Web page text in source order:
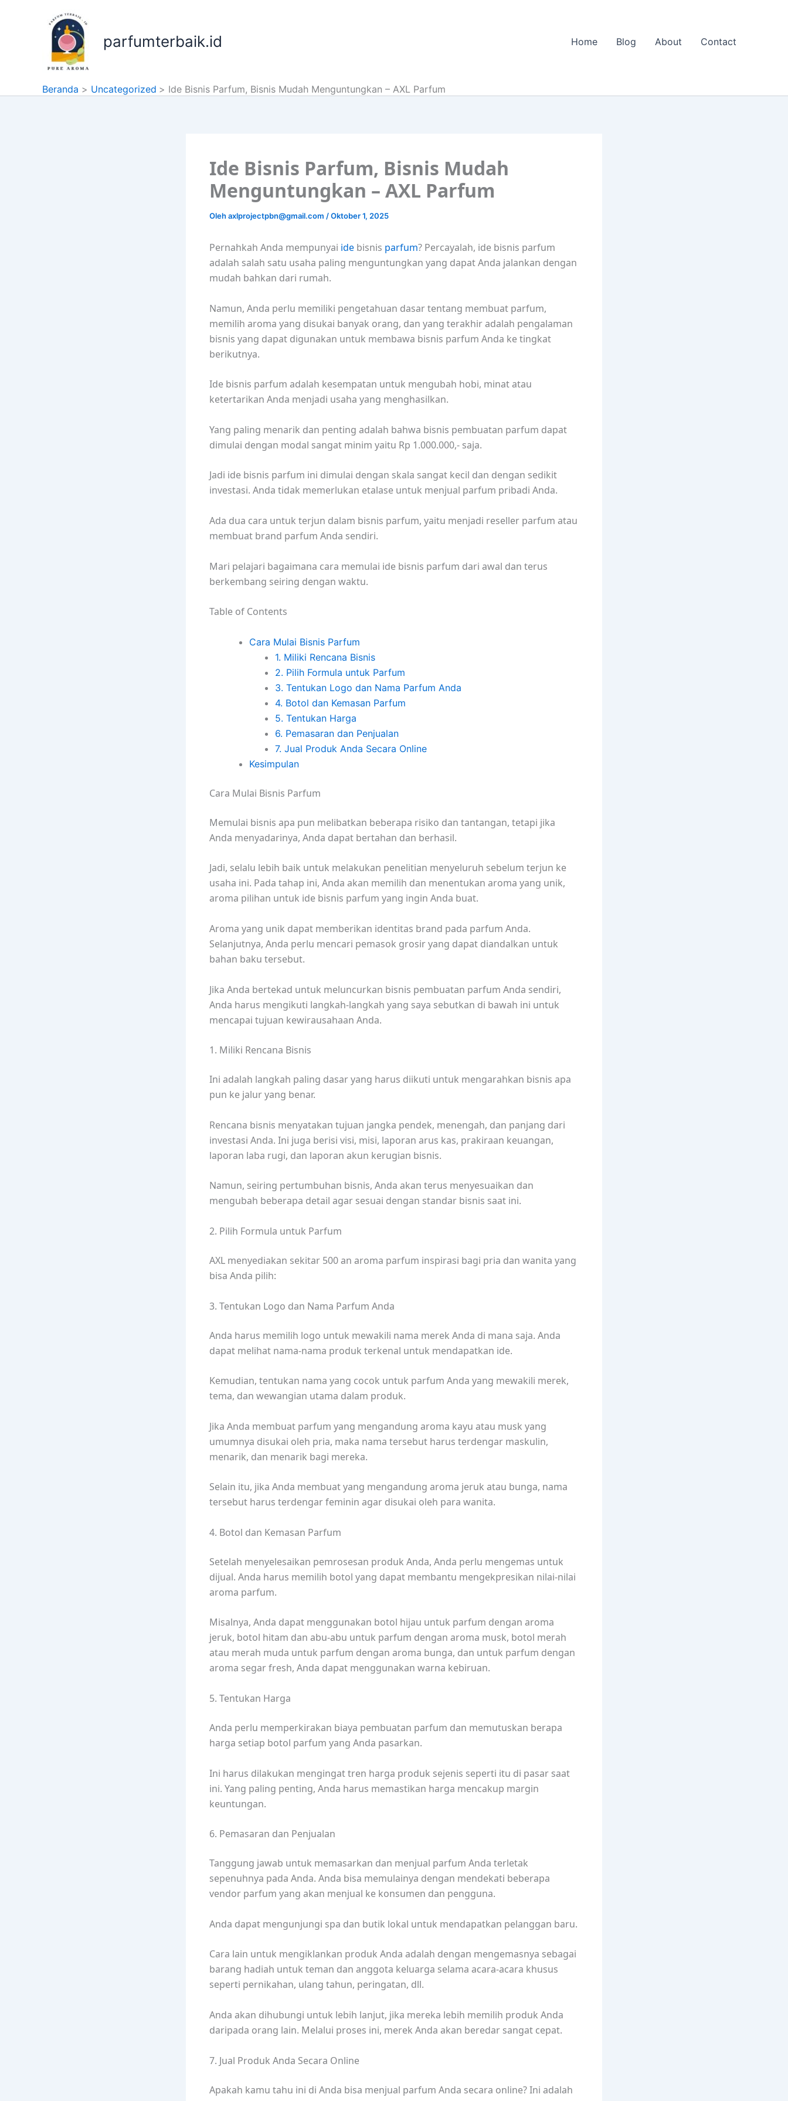
parfumterbaik.id Home Blog About Contact
Beranda Uncategorized Ide Bisnis Parfum, Bisnis Mudah Menguntungkan – AXL Parfum
Ide Bisnis Parfum, Bisnis Mudah
Menguntungkan – AXL Parfum
Olehaxlprojectpbn@gmail.com /Oktober 1, 2025
Pernahkah Anda mempunyai ide bisnis parfum? Percayalah, ide bisnis parfum
adalah salah satu usaha paling menguntungkan yang dapat Anda jalankan dengan
mudah bahkan dari rumah.
Namun, Anda perlu memiliki pengetahuan dasar tentang membuat parfum,
memilih aroma yang disukai banyak orang, dan yang terakhir adalah pengalaman
bisnis yang dapat digunakan untuk membawa bisnis parfum Anda ke tingkat
berikutnya.
Ide bisnis parfum adalah kesempatan untuk mengubah hobi, minat atau
ketertarikan Anda menjadi usaha yang menghasilkan.
Yang paling menarik dan penting adalah bahwa bisnis pembuatan parfum dapat
dimulai dengan modal sangat minim yaitu Rp 1.000.000,- saja.
Jadi ide bisnis parfum ini dimulai dengan skala sangat kecil dan dengan sedikit
investasi. Anda tidak memerlukan etalase untuk menjual parfum pribadi Anda.
Ada dua cara untuk terjun dalam bisnis parfum, yaitu menjadi reseller parfum atau
membuat brand parfum Anda sendiri.
Mari pelajari bagaimana cara memulai ide bisnis parfum dari awal dan terus
berkembang seiring dengan waktu.
Table of Contents
Cara Mulai Bisnis Parfum
1. Miliki Rencana Bisnis
2. Pilih Formula untuk Parfum
3. Tentukan Logo dan Nama Parfum Anda
4. Botol dan Kemasan Parfum
5. Tentukan Harga
6. Pemasaran dan Penjualan
7. Jual Produk Anda Secara Online
Kesimpulan
Cara Mulai Bisnis Parfum
Memulai bisnis apa pun melibatkan beberapa risiko dan tantangan, tetapi jika
Anda menyadarinya, Anda dapat bertahan dan berhasil.
Jadi, selalu lebih baik untuk melakukan penelitian menyeluruh sebelum terjun ke
usaha ini. Pada tahap ini, Anda akan memilih dan menentukan aroma yang unik,
aroma pilihan untuk ide bisnis parfum yang ingin Anda buat.
Aroma yang unik dapat memberikan identitas brand pada parfum Anda.
Selanjutnya, Anda perlu mencari pemasok grosir yang dapat diandalkan untuk
bahan baku tersebut.
Jika Anda bertekad untuk meluncurkan bisnis pembuatan parfum Anda sendiri,
Anda harus mengikuti langkah-langkah yang saya sebutkan di bawah ini untuk
mencapai tujuan kewirausahaan Anda.
1. Miliki Rencana Bisnis
Ini adalah langkah paling dasar yang harus diikuti untuk mengarahkan bisnis apa
pun ke jalur yang benar.
Rencana bisnis menyatakan tujuan jangka pendek, menengah, dan panjang dari
investasi Anda. Ini juga berisi visi, misi, laporan arus kas, prakiraan keuangan,
laporan laba rugi, dan laporan akun kerugian bisnis.
Namun, seiring pertumbuhan bisnis, Anda akan terus menyesuaikan dan
mengubah beberapa detail agar sesuai dengan standar bisnis saat ini.
2. Pilih Formula untuk Parfum
AXL menyediakan sekitar 500 an aroma parfum inspirasi bagi pria dan wanita yang
bisa Anda pilih:
3. Tentukan Logo dan Nama Parfum Anda
Anda harus memilih logo untuk mewakili nama merek Anda di mana saja. Anda
dapat melihat nama-nama produk terkenal untuk mendapatkan ide.
Kemudian, tentukan nama yang cocok untuk parfum Anda yang mewakili merek,
tema, dan wewangian utama dalam produk.
Jika Anda membuat parfum yang mengandung aroma kayu atau musk yang
umumnya disukai oleh pria, maka nama tersebut harus terdengar maskulin,
menarik, dan menarik bagi mereka.
Selain itu, jika Anda membuat yang mengandung aroma jeruk atau bunga, nama
tersebut harus terdengar feminin agar disukai oleh para wanita.
4. Botol dan Kemasan Parfum
Setelah menyelesaikan pemrosesan produk Anda, Anda perlu mengemas untuk
dijual. Anda harus memilih botol yang dapat membantu mengekpresikan nilai-nilai
aroma parfum.
Misalnya, Anda dapat menggunakan botol hijau untuk parfum dengan aroma
jeruk, botol hitam dan abu-abu untuk parfum dengan aroma musk, botol merah
atau merah muda untuk parfum dengan aroma bunga, dan untuk parfum dengan
aroma segar fresh, Anda dapat menggunakan warna kebiruan.
5. Tentukan Harga
Anda perlu memperkirakan biaya pembuatan parfum dan memutuskan berapa
harga setiap botol parfum yang Anda pasarkan.
Ini harus dilakukan mengingat tren harga produk sejenis seperti itu di pasar saat
ini. Yang paling penting, Anda harus memastikan harga mencakup margin
keuntungan.
6. Pemasaran dan Penjualan
Tanggung jawab untuk memasarkan dan menjual parfum Anda terletak
sepenuhnya pada Anda. Anda bisa memulainya dengan mendekati beberapa
vendor parfum yang akan menjual ke konsumen dan pengguna.
Anda dapat mengunjungi spa dan butik lokal untuk mendapatkan pelanggan baru.
Cara lain untuk mengiklankan produk Anda adalah dengan mengemasnya sebagai
barang hadiah untuk teman dan anggota keluarga selama acara-acara khusus
seperti pernikahan, ulang tahun, peringatan, dll.
Anda akan dihubungi untuk lebih lanjut, jika mereka lebih memilih produk Anda
daripada orang lain. Melalui proses ini, merek Anda akan beredar sangat cepat.
7. Jual Produk Anda Secara Online
Apakah kamu tahu ini di Anda bisa menjual parfum Anda secara online? Ini adalah